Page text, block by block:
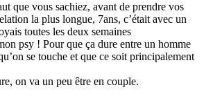
que vous sachiez, avant de prendre vos
la plus longue, 7ans, c’était avec un
toutes les deux semaines
psy ! Pour que ça dure entre un homme
se touche et que ce soit principalement
on va un peu être en couple.